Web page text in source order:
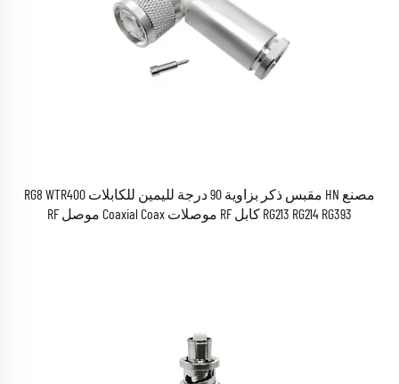
مصنع HN مقبس ذكر بزاوية 90 درجة لليمين للكابلات RG8 WTR400
RG213 RG214 RG393 كابل RF موصلات Coaxial Coax موصل RF